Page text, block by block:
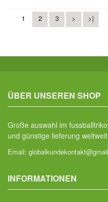
1 2 3 > >|
ÜBER UNSEREN SHOP
Große auswahl im
und günstige lieferung
Email:
INFORMATIONEN